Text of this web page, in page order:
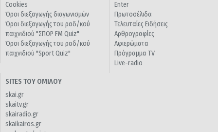
Cookies
Όροι διεξαγωγής διαγωνισμών
Όροι διεξαγωγής του ραδ/κού
παιχνιδιού "ΣΠΟΡ FM Quiz"
Όροι διεξαγωγής του ραδ/κού
παιχνιδιού "Sport Quiz"
Enter
Πρωτοσέλιδα
Τελευταίες Ειδήσεις
Αρθρογραφίες
Αφιερώματα
Πρόγραμμα TV
Live-radio
SITES ΤΟΥ ΟΜΙΛΟΥ
skai.gr
skaitv.gr
skairadio.gr
skaikairos.gr